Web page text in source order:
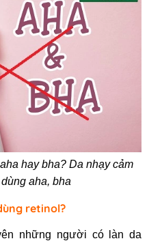
hay bha? Da nhạy cảm
aha, bha
retinol?
những người có làn da